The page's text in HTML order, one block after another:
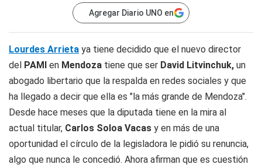
Agregar Diario UNO en
Lourdes Arrieta ya tiene decidido que el nuevo director
del PAMI en Mendoza tiene que ser David Litvinchuk, un
abogado libertario que la respalda en redes sociales y que
ha llegado a decir que ella es "la más grande de Mendoza".
Desde hace meses que la diputada tiene en la mira al
actual titular, Carlos Soloa Vacas y en más de una
oportunidad el círculo de la legisladora le pidió su renuncia,
algo que nunca le concedió. Ahora afirman que es cuestión